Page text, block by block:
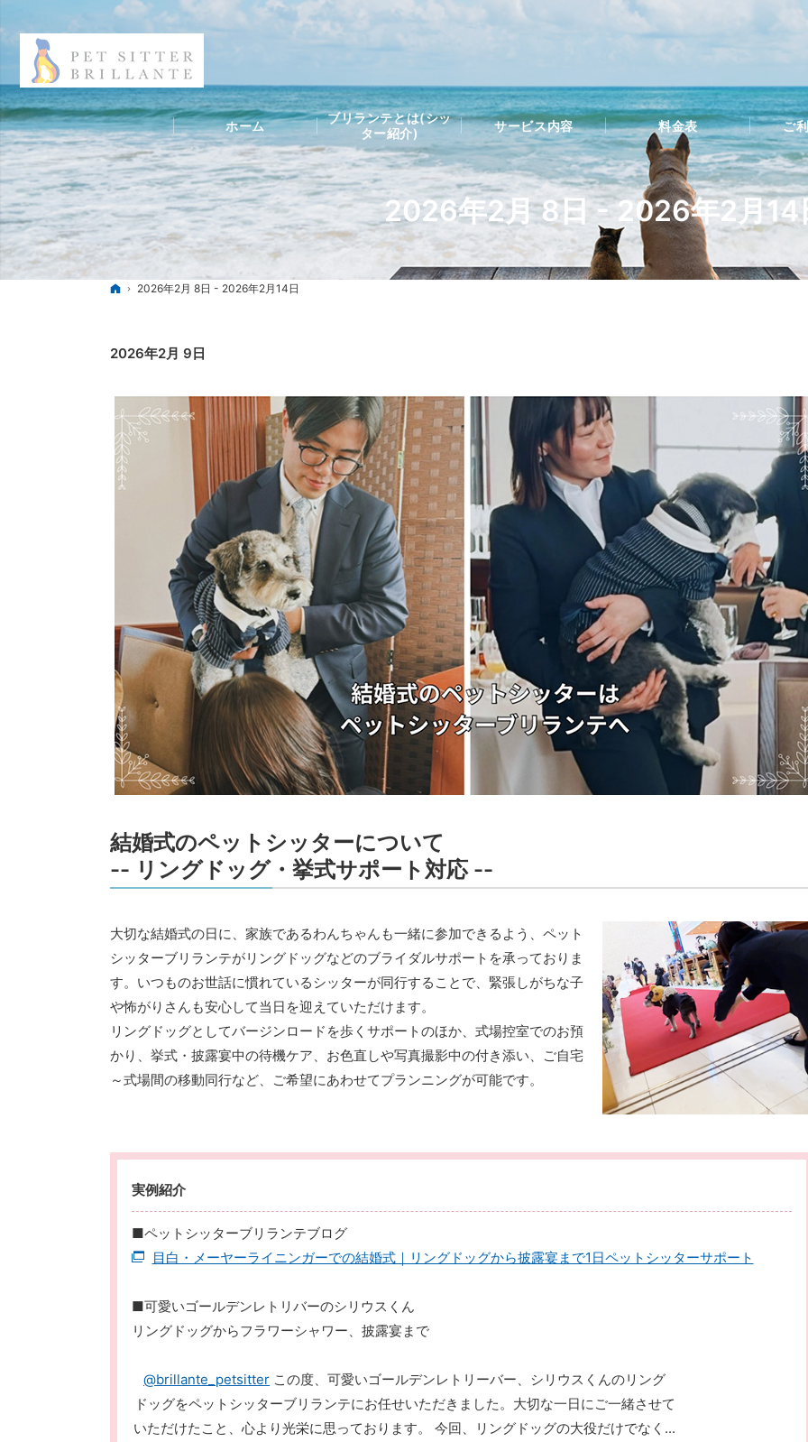
2026年2月 8日 - 2026年2月14
ホーム
2026年2月 8日 - 2026年2月14日
2026年2月 9日
結婚式のペットシッターについて
-- リングドッグ・挙式サポート対応 --
大切な結婚式の日に、家族であるわんちゃんも一緒に参加できるよう、ペット
シッターブリランテがリングドッグなどのブライダルサポートを承っておりま
す。いつものお世話に慣れているシッターが同行することで、緊張しがちな子
や怖がりさんも安心して当日を迎えていただけます。
リングドッグとしてバージンロードを歩くサポートのほか、式場控室でのお預
かり、挙式・披露宴中の待機ケア、お色直しや写真撮影中の付き添い、ご自宅
～式場間の移動同行など、ご希望にあわせてプランニングが可能です。
実例紹介
■ペットシッターブリランテブログ
目白・メーヤーライニンガーでの結婚式｜リングドッグから披露宴まで1日ペットシッターサポート
■可愛いゴールデンレトリバーのシリウスくん
リングドッグからフラワーシャワー、披露宴まで
@brillante_petsitter この度、可愛いゴールデンレトリーバー、シリウスくんのリング
ドッグをペットシッターブリランテにお任せいただきました。大切な一日にご一緒させて
いただけたこと、心より光栄に思っております。 今回、リングドッグの大役だけでなく...
ホーム
ブリランテとは(シッ
ター紹介)
サービス内容 料金表 ご